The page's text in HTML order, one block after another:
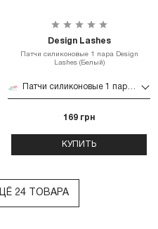
Design Lashes
Патчи силиконовые 1 пара Design
Lashes (Белый)
169 грн
КУПИТЬ
24 ТОВАРА